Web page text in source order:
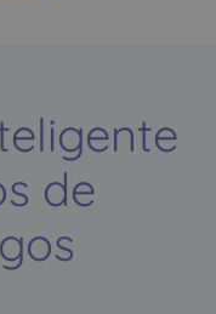
de